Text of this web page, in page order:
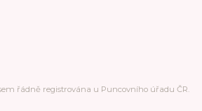
řádně registrována u Puncovního úřadu ČR.